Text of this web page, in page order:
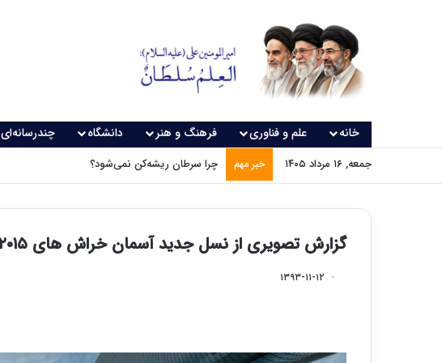
خانه علم و فناوری فرهنگ و هنر دانشگاه چندرسانه‌ای
جمعه, ۱۶ مرداد ۱۴۰۵ خبر مهم چرا سرطان ریشه‌کن نمی‌شود؟
گزارش تصویری از نسل جدید آسمان خراش های ۲۰۱۵
۱۳۹۳-۱۱-۱۲